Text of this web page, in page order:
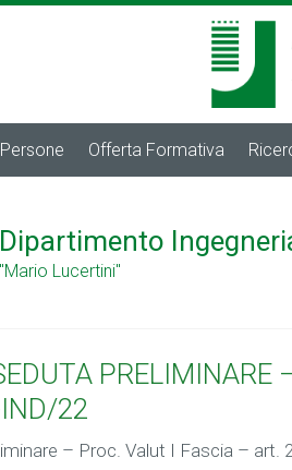
Persone Offerta Formativa
Dipartimento
"Mario Lucertini"
PRELIMINARE
22
– Proc. Valut I Fascia – art.